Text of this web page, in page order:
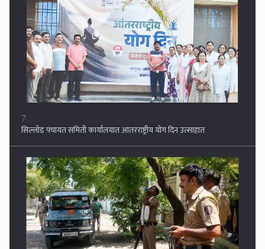
8
परभणीत एटीएसचा मोठा सर्जिकल स्ट्राईक ! १५ ठिकाणी एकाच वेळी छापेमारी,